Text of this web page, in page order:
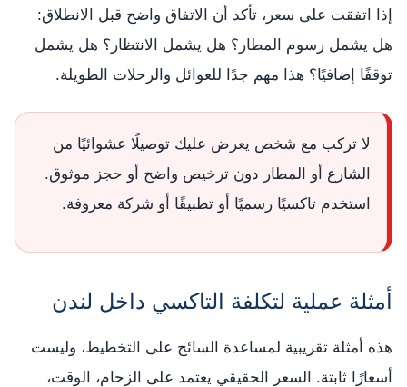
إذا اتفقت على سعر، تأكد أن الاتفاق واضح قبل الانطلاق:
هل يشمل رسوم المطار؟ هل يشمل الانتظار؟ هل يشمل
توقفًا إضافيًا؟ هذا مهم جدًا للعوائل والرحلات الطويلة.
لا تركب مع شخص يعرض عليك توصيلًا عشوائيًا من
الشارع أو المطار دون ترخيص واضح أو حجز موثوق.
استخدم تاكسيًا رسميًا أو تطبيقًا أو شركة معروفة.
أمثلة عملية لتكلفة التاكسي داخل لندن
هذه أمثلة تقريبية لمساعدة السائح على التخطيط، وليست
أسعارًا ثابتة. السعر الحقيقي يعتمد على الزحام، الوقت،